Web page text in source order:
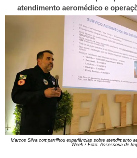
atendimento aeromédico e
Marcos Silva compartilhou experiências sobre atendimento
Week / Foto: Assessoria de